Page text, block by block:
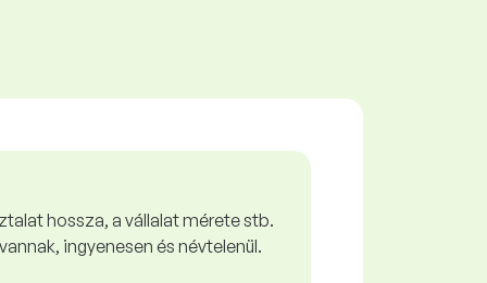
hossza, a vállalat mérete stb.
ingyenesen és névtelenül.